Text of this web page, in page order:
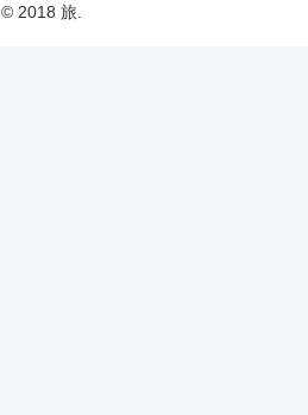
© 2018 旅.